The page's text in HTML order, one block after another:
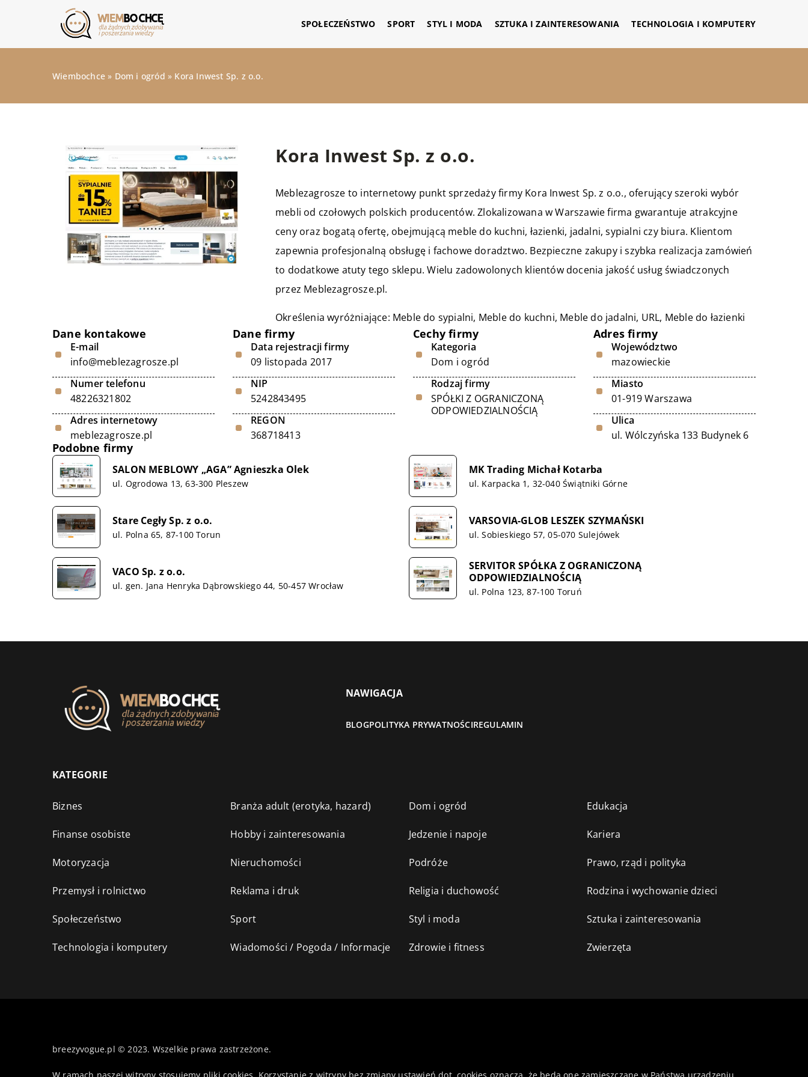
SPOŁECZEŃSTWO SPORT STYL I MODA SZTUKA I ZAINTERESOWANIA TECHNOLOGIA I KOMPUTERY
Wiembochce » Dom i ogród » Kora Inwest Sp. z o.o.
Kora Inwest Sp. z o.o.
Meblezagrosze to internetowy punkt sprzedaży firmy Kora Inwest Sp. z o.o., oferujący szeroki wybór
mebli od czołowych polskich producentów. Zlokalizowana w Warszawie firma gwarantuje atrakcyjne
ceny oraz bogatą ofertę, obejmującą meble do kuchni, łazienki, jadalni, sypialni czy biura. Klientom
zapewnia profesjonalną obsługę i fachowe doradztwo. Bezpieczne zakupy i szybka realizacja zamówień
to dodatkowe atuty tego sklepu. Wielu zadowolonych klientów docenia jakość usług świadczonych
przez Meblezagrosze.pl.
Określenia wyróżniające: Meble do sypialni, Meble do kuchni, Meble do jadalni, URL, Meble do łazienki
Dane kontakowe
E-mail
info@meblezagrosze.pl
Numer telefonu
48226321802
Adres internetowy
meblezagrosze.pl
Dane firmy
Data rejestracji firmy
09 listopada 2017
NIP
5242843495
REGON
368718413
Cechy firmy
Kategoria
Dom i ogród
Rodzaj firmy
SPÓŁKI Z OGRANICZONĄ
ODPOWIEDZIALNOŚCIĄ
Adres firmy
Województwo
mazowieckie
Miasto
01-919 Warszawa
Ulica
ul. Wólczyńska 133 Budynek 6
Podobne firmy
SALON MEBLOWY „AGA” Agnieszka Olek
ul. Ogrodowa 13, 63-300 Pleszew
MK Trading Michał Kotarba
ul. Karpacka 1, 32-040 Świątniki Górne
Stare Cegły Sp. z o.o.
ul. Polna 65, 87-100 Torun
VARSOVIA-GLOB LESZEK SZYMAŃSKI
ul. Sobieskiego 57, 05-070 Sulejówek
VACO Sp. z o.o.
ul. gen. Jana Henryka Dąbrowskiego 44, 50-457 Wrocław
SERVITOR SPÓŁKA Z OGRANICZONĄ
ODPOWIEDZIALNOŚCIĄ
ul. Polna 123, 87-100 Toruń
NAWIGACJA
BLOGPOLITYKA PRYWATNOŚCIREGULAMIN
KATEGORIE
Biznes Branża adult (erotyka, hazard) Dom i ogród Edukacja
Finanse osobiste Hobby i zainteresowania Jedzenie i napoje Kariera
Motoryzacja Nieruchomości Podróże Prawo, rząd i polityka
Przemysł i rolnictwo Reklama i druk Religia i duchowość Rodzina i wychowanie dzieci
Społeczeństwo Sport Styl i moda Sztuka i zainteresowania
Technologia i komputery Wiadomości / Pogoda / Informacje Zdrowie i fitness Zwierzęta
breezyvogue.pl © 2023. Wszelkie prawa zastrzeżone.